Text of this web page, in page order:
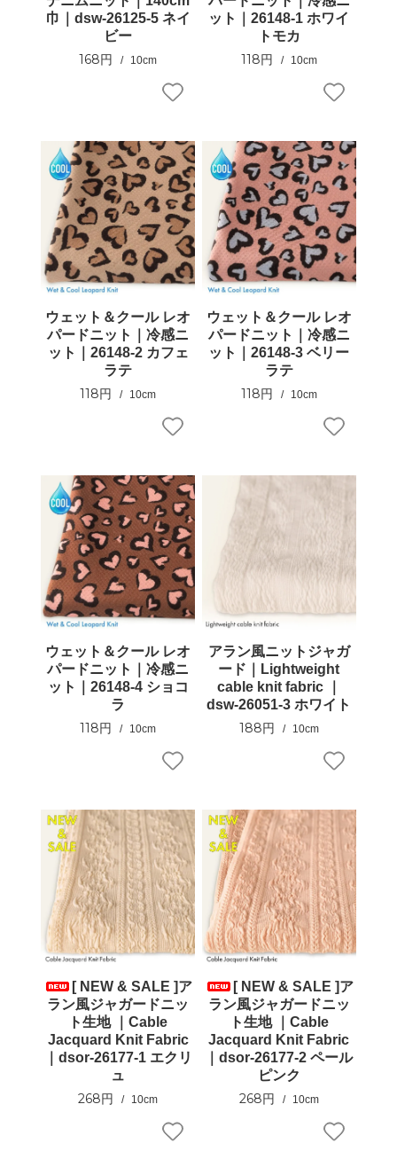
巾｜dsw-26125-5 ネイ
ビー
168円 10cm
ット｜26148-1 ホワイ
トモカ
118円 10cm
ウェット＆クール レオ
パードニット｜冷感ニ
ット｜26148-2 カフェ
ラテ
118円 10cm
ウェット＆クール レオ
パードニット｜冷感ニ
ット｜26148-3 ベリー
ラテ
118円 10cm
ウェット＆クール レオ
パードニット｜冷感ニ
ット｜26148-4 ショコ
ラ
118円 10cm
アラン風ニットジャガ
ード｜Lightweight
cable knit fabric ｜
dsw-26051-3 ホワイト
188円 10cm
[ NEW & SALE ]ア
ラン風ジャガードニッ
ト生地 ｜Cable
Jacquard Knit Fabric
｜dsor-26177-1 エクリ
ュ
268円 10cm
[ NEW & SALE ]ア
ラン風ジャガードニッ
ト生地 ｜Cable
Jacquard Knit Fabric
｜dsor-26177-2 ペール
ピンク
268円 10cm